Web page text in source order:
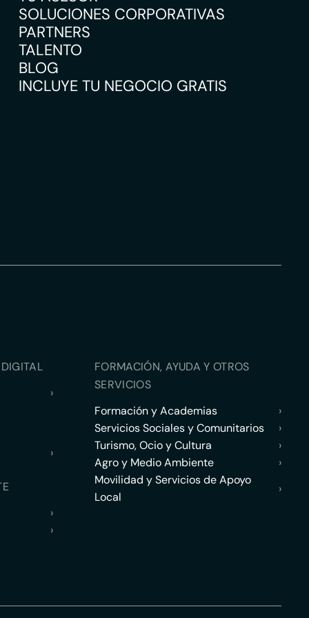
SOLUCIONES CORPORATIVAS
PARTNERS
TALENTO
BLOG
INCLUYE TU NEGOCIO GRATIS
›
›
›
›
FORMACIÓN, AYUDA Y OTROS
SERVICIOS
Formación y Academias
›
Servicios Sociales y Comunitarios
›
Turismo, Ocio y Cultura
›
Agro y Medio Ambiente
›
Movilidad y Servicios de Apoyo
Local
›